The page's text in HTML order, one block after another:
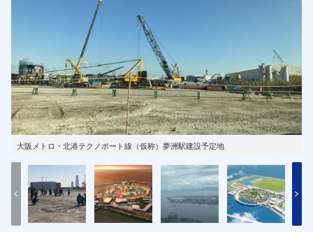
大阪メトロ・北港テクノポート線（仮称）夢洲駅建設予定地